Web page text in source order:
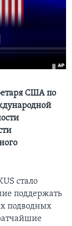
США по
стало
поддержать
подводных